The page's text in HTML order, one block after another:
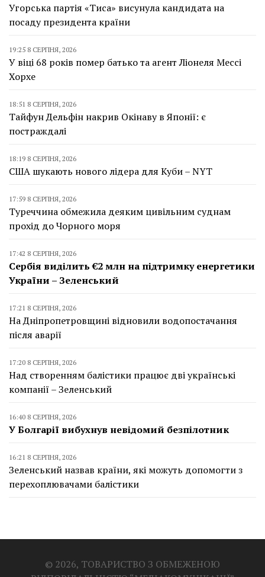
Угорська партія «Тиса» висунула кандидата на
посаду президента країни
19:25 8 СЕРПНЯ, 2026
У віці 68 років помер батько та агент Ліонеля Мессі
Хорхе
18:51 8 СЕРПНЯ, 2026
Тайфун Дельфін накрив Окінаву в Японії: є
постраждалі
18:19 8 СЕРПНЯ, 2026
США шукають нового лідера для Куби – NYT
17:59 8 СЕРПНЯ, 2026
Туреччина обмежила деяким цивільним суднам
прохід до Чорного моря
17:42 8 СЕРПНЯ, 2026
Сербія виділить €2 млн на підтримку енергетики
України – Зеленський
17:21 8 СЕРПНЯ, 2026
На Дніпропетровщині відновили водопостачання
після аварії
17:20 8 СЕРПНЯ, 2026
Над створенням балістики працює дві українські
компанії – Зеленський
16:40 8 СЕРПНЯ, 2026
У Болгарії вибухнув невідомий безпілотник
16:21 8 СЕРПНЯ, 2026
Зеленський назвав країни, які можуть допомогти з
перехоплювачами балістики
© 2026, ТОВАРИСТВО З ОБМЕЖЕНОЮ